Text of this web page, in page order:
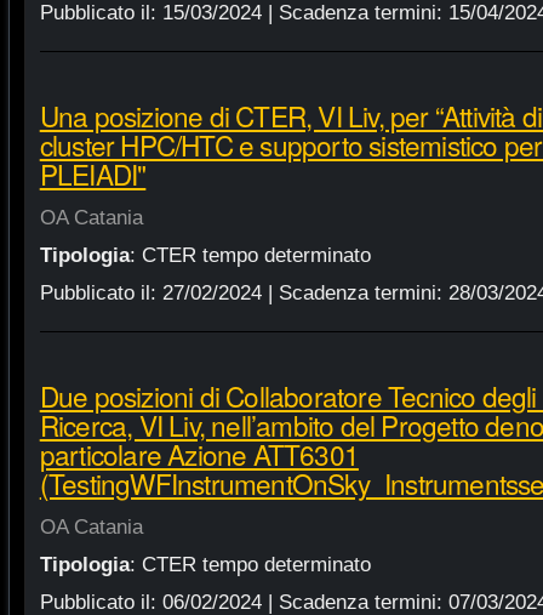
Pubblicato il: 15/03/2024| Scadenza termini: 15/04/
Una posizione di CTER, VI Liv, per “Attività
cluster HPC/HTC e supporto sistemistico
PLEIADI"
OA Catania
Tipologia: CTER tempo determinato
Pubblicato il: 27/02/2024| Scadenza termini: 28/03/
Due posizioni di Collaboratore Tecnico
Ricerca, VI Liv, nell’ambito del Progetto
particolare Azione ATT6301
OA Catania
Tipologia: CTER tempo determinato
Pubblicato il: 06/02/2024| Scadenza termini: 07/03/